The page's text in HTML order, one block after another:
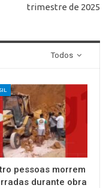
trimestre de 2025
Todos
pessoas morrem
durante obra